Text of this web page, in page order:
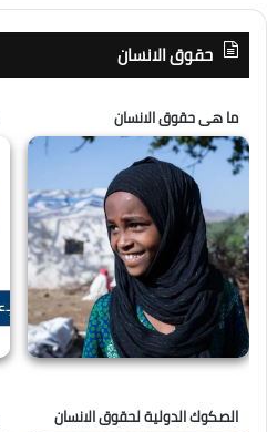
حقوق الانسان
ما هى حقوق الانسان
الصكوك الدولية لحقوق الانسان